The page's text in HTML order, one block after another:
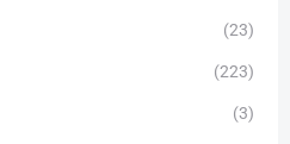
(23)
(223)
(3)